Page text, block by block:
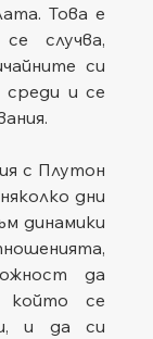
Това е
случва,
си
среди и се
с Плутон
дни
динамики
да
който се
и да си